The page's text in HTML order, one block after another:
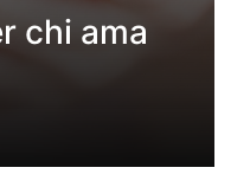
chi ama